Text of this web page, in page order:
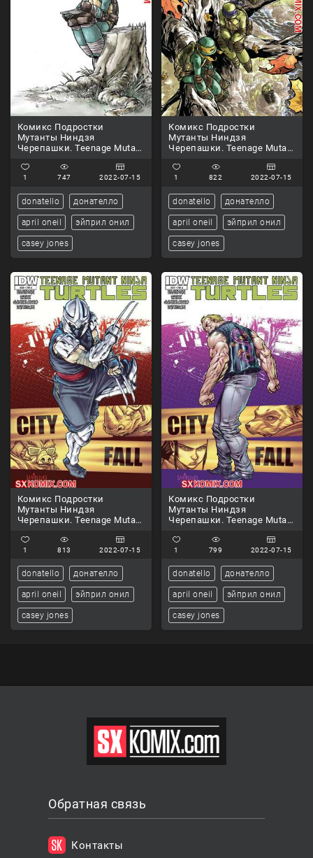
Комикс Подростки
Мутанты Ниндзя
Черепашки. Teenage Mutant
1 747 2022-07-15
donatello донателло
april oneil эйприл онил
casey jones
Комикс Подростки
Мутанты Ниндзя
Черепашки. Teenage Mutant
1 822 2022-07-15
donatello донателло
april oneil эйприл онил
casey jones
Комикс Подростки
Мутанты Ниндзя
Черепашки. Teenage Mutant
1 813 2022-07-15
donatello донателло
april oneil эйприл онил
casey jones
Комикс Подростки
Мутанты Ниндзя
Черепашки. Teenage Mutant
1 799 2022-07-15
donatello донателло
april oneil эйприл онил
casey jones
Обратная связь
Контакты